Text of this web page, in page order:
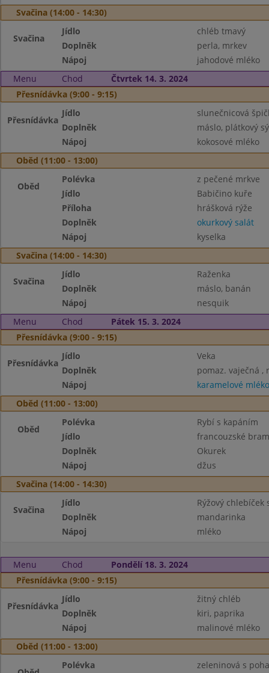
Svačina (14:00 - 14:30)
Svačina
Jídlo
chléb tmavý
Doplněk
perla, mrkev
Nápoj
jahodové mléko
Menu
Chod
Čtvrtek 14. 3. 2024
Přesnídávka (9:00 - 9:15)
Přesnídávka
Jídlo
slunečnicová
Doplněk
máslo, plátkový
Nápoj
kokosové mléko
Oběd (11:00 - 13:00)
Oběd
Polévka
z pečené mrkve
Jídlo
Babičino kuře
Příloha
hrášková rýže
Doplněk
okurkový salát
Nápoj
kyselka
Svačina (14:00 - 14:30)
Svačina
Jídlo
Raženka
Doplněk
máslo, banán
Nápoj
nesquik
Menu
Chod
Pátek 15. 3. 2024
Přesnídávka (9:00 - 9:15)
Přesnídávka
Jídlo
Veka
Doplněk
pomaz. vaječná ,
Nápoj
karamelové mléko
Oběd (11:00 - 13:00)
Oběd
Polévka
Rybí s kapáním
Jídlo
francouzské
Doplněk
Okurek
Nápoj
džus
Svačina (14:00 - 14:30)
Svačina
Jídlo
Rýžový chlebíček
Doplněk
mandarinka
Nápoj
mléko
Menu Chod
Pondělí 18. 3. 2024
Přesnídávka (9:00 - 9:15)
Přesnídávka
Jídlo
žitný chléb
Doplněk
kiri, paprika
Nápoj
malinové mléko
Oběd (11:00 - 13:00)
Polévka
zeleninová s